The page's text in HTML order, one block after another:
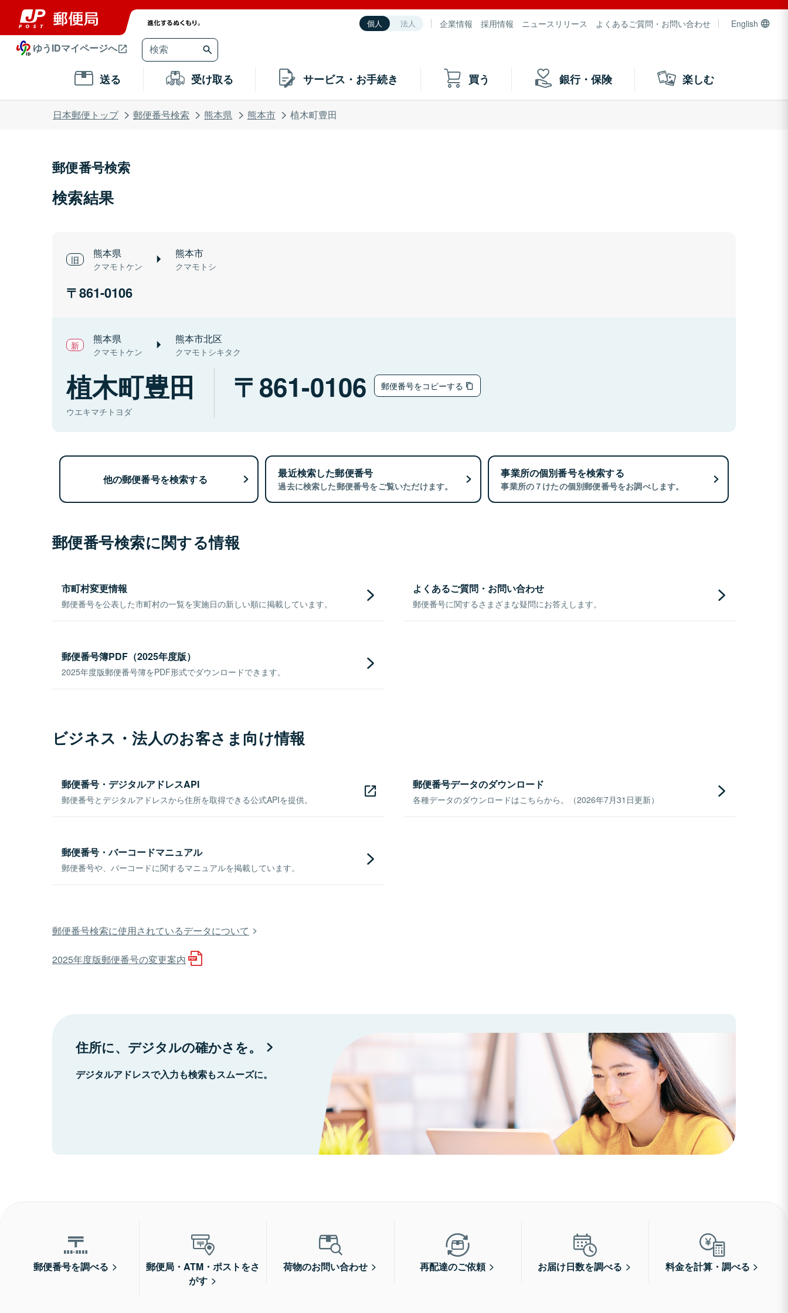
個人 法人 企業情報 採用情報 ニュースリリース よくあるご質問・お問い合わせ English
ゆうIDマイページへ
送る 受け取る サービス・お手続き 買う 銀行・保険 楽しむ
日本郵便トップ 郵便番号検索 熊本県 熊本市 植木町豊田
郵便番号検索
検索結果
熊本県
クマモトケン
熊本市
クマモトシ
861-0106
熊本県
クマモトケン
熊本市北区
クマモトシキタク
植木町豊田
ウエキマチトヨダ
861-0106 郵便番号をコピーする
他の郵便番号を検索する 最近検索した郵便番号
過去に検索した郵便番号をご覧いただけます。
事業所の個別番号を検索する
事業所の７けたの個別郵便番号をお調べします。
郵便番号検索に関する情報
市町村変更情報
郵便番号を公表した市町村の一覧を実施日の新しい順に掲載しています。
よくあるご質問・お問い合わせ
郵便番号に関するさまざまな疑問にお答えします。
郵便番号簿PDF（2025年度版）
2025年度版郵便番号簿をPDF形式でダウンロードできます。
ビジネス・法人のお客さま向け情報
郵便番号・デジタルアドレスAPI
郵便番号とデジタルアドレスから住所を取得できる公式APIを提供。
郵便番号データのダウンロード
各種データのダウンロードはこちらから。（2026年7月31日更新）
郵便番号・バーコードマニュアル
郵便番号や、バーコードに関するマニュアルを掲載しています。
郵便番号検索に使用されているデータについて
2025年度版郵便番号の変更案内
住所に、デジタルの確かさを。
デジタルアドレスで入力も検索もスムーズに。
郵便番号を調べる
郵便局・ATM・ポストをさ
がす
荷物のお問い合わせ 再配達のご依頼 お届け日数を調べる 料金を計算・調べる